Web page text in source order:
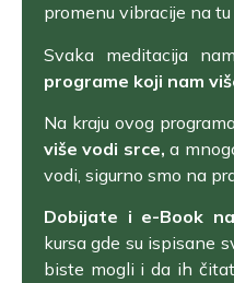
promenu vibracije na tu
Svaka meditacija
programe koji nam
Na kraju ovog
više vodi srce, a
vodi, sigurno smo na
Dobijate i e-Book
kursa gde su ispisane
biste mogli i da ih